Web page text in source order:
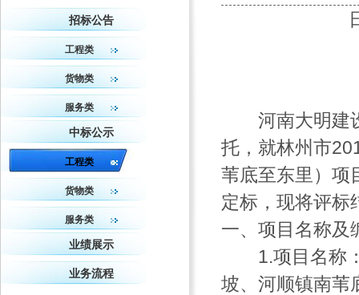
河南大明建设
托，就林州市
苇底至东里）项
定标，现将评
一、项目名称及
1.项目名称：
坡、河顺镇南苇
招标公告
工程类
货物类
服务类
中标公示
工程类
货物类
服务类
业绩展示
业务流程